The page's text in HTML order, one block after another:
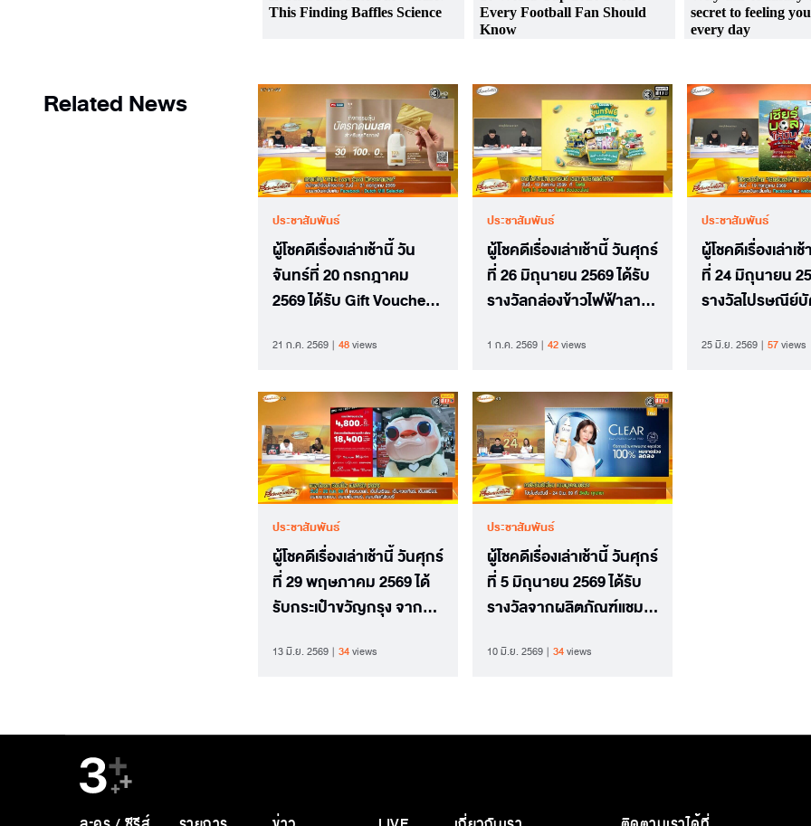
Related News
ประชาสัมพันธ์
ผู้โชคดีเรื่องเล่าเช้านี้ วัน
จันทร์ที่ 20 กรกฎาคม
2569 ได้รับ Gift Voucher
21 ก.ค. 2569 48views
ประชาสัมพันธ์
ผู้โชคดีเรื่องเล่าเช้านี้ วันศุกร์
ที่ 26 มิถุนายน 2569 ได้รับ
รางวัลกล่องข้าวไฟฟ้าลา
1 ก.ค. 2569 42views
ประชาสัมพันธ์
ผู้โชคดีเรื่องเล่า
ที่ 24 มิถุนายน
รางวัลไปรษณีย์บั
25 มิ.ย. 2569 57views
ประชาสัมพันธ์
ผู้โชคดีเรื่องเล่าเช้านี้ วันศุกร์
ที่ 29 พฤษภาคม 2569 ได้
รับกระเป๋าขวัญกรุง จาก
Festival 2026
13 มิ.ย. 2569 34views
ประชาสัมพันธ์
ผู้โชคดีเรื่องเล่าเช้านี้ วันศุกร์
ที่ 5 มิถุนายน 2569 ได้รับ
รางวัลจากผลิตภัณฑ์แชมพู
10 มิ.ย. 2569 34views